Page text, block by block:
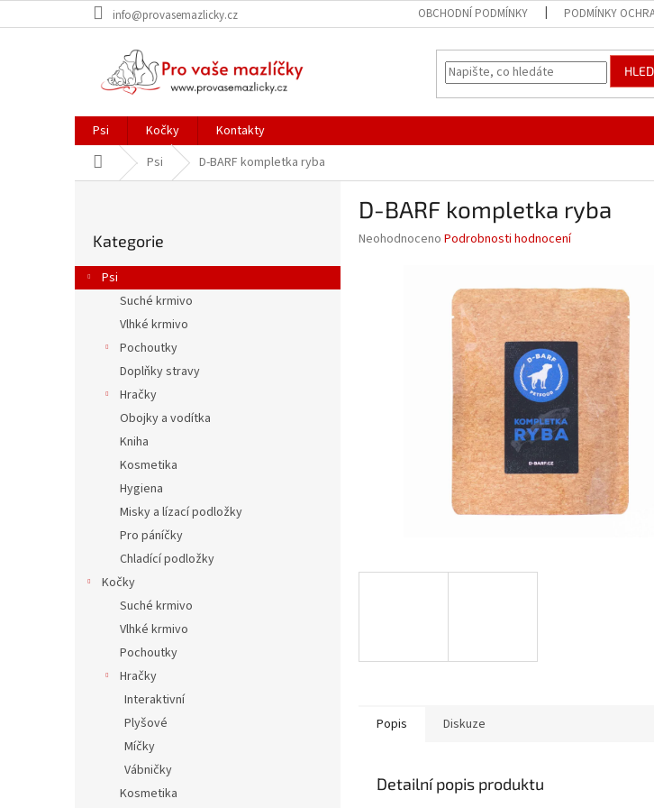
na
info@provasemazlicky.cz OBCHODNÍ PODMÍNKY PODMÍNKY
Psi Kočky
Kontakty
Domů Psi D-BARF kompletka ryba
r
a
kategorie
Kategorie
Psi
Suché krmivo
Vlhké krmivo
Pochoutky
Doplňky stravy
Hračky
Obojky a vodítka
Kniha
Kosmetika
Hygiena
Misky a lízací podložky
Pro páníčky
Chladící podložky
Kočky
Suché krmivo
Vlhké krmivo
Pochoutky
Hračky
Interaktivní
Plyšové
Míčky
Vábničky
Kosmetika
D-BARF kompletka ryba
Průměrné
Neohodnoceno Podrobnosti hodnocení
Popis Diskuze
Detailní popis produktu